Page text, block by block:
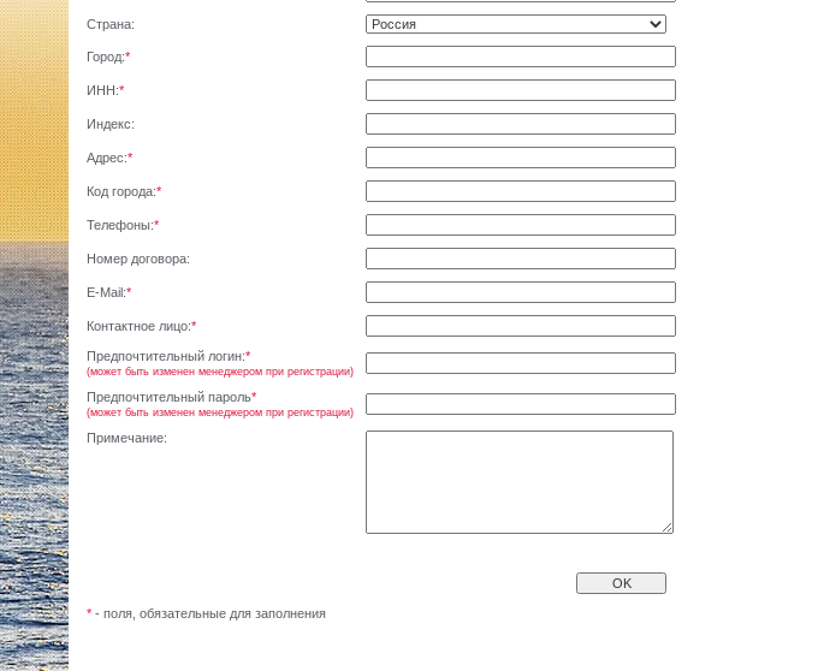
Страна:
Город:*
ИНН:*
Индекс:
Адрес:*
Код города:*
Телефоны:*
Номер договора:
E-Mail:*
Контактное лицо:*
Предпочтительный логин:*
(может быть изменен менеджером при регистрации)
Предпочтительный пароль*
(может быть изменен менеджером при регистрации)
Примечание:
* - поля, обязательные для заполнения